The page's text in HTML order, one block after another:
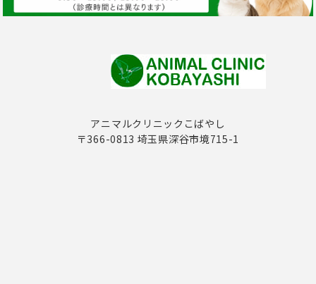
アニマルクリニックこばやし
〒366-0813 埼玉県深谷市境715-1